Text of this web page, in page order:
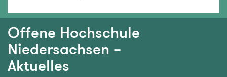
Offene Hochschule
Niedersachsen –
Aktuelles